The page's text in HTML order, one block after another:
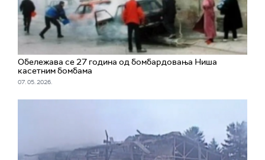
Обележава се 27 година од бомбардовања Ниша
касетним бомбама
07. 05. 2026.